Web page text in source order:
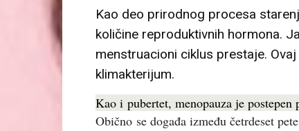
Kao deo prirodnog procesa
količine reproduktivnih hormona.
menstruacioni ciklus prestaje.
klimakterijum.
Kao i pubertet, menopauza je
Obično se događa između četrdeset